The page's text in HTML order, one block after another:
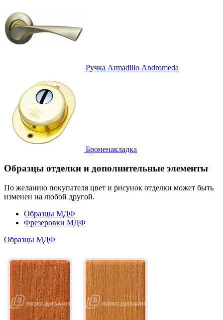
Ручка Armadillo Аndromeda
Броненакладка
Образцы отделки и дополнительные элементы
По желанию покупателя цвет и рисунок отделки может быть
изменен на любой другой.
Образцы МДФ
Фрезеровки МДФ
Образцы МДФ